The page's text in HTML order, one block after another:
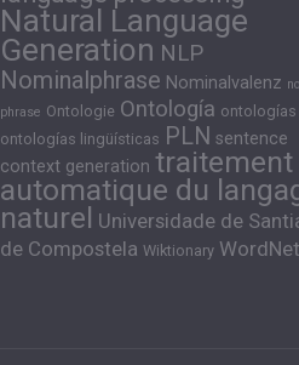
Natural Language
Generation NLP
Nominalphrase Nominalvalenz
phrase Ontologie Ontología ontologías
ontologías lingüísticas PLN sentence
context generation traitement
automatique du
naturel Universidade de
de Compostela Wiktionary WordNet